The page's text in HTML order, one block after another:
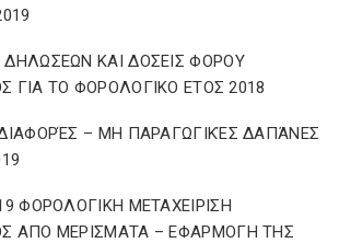
ΔΗΛΩΣΕΩΝ ΚΑΙ ΔΟΣΕΙΣ ΦΟΡΟΥ
ΓΙΑ ΤΟ ΦΟΡΟΛΟΓΙΚΟ ΕΤΟΣ 2018
– ΜΗ ΠΑΡΑΓΩΓΙΚΈΣ ΔΑΠΆΝΕΣ
ΦΟΡΟΛΟΓΙΚΗ ΜΕΤΑΧΕΙΡΙΣΗ
ΑΠΟ ΜΕΡΙΣΜΑΤΑ – ΕΦΑΡΜΟΓΗ ΤΗΣ